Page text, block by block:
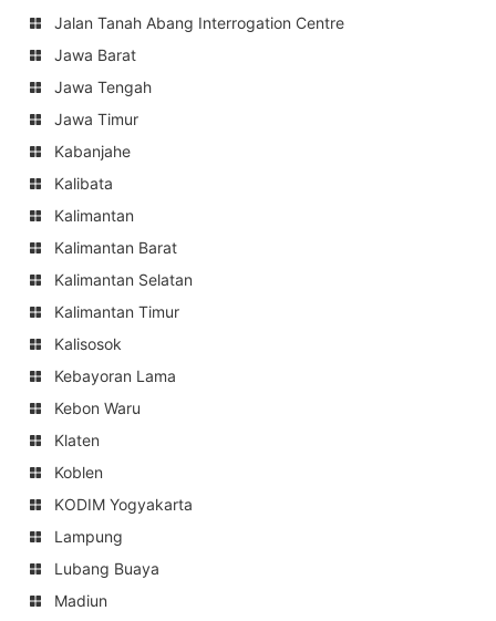
Jalan Tanah Abang Interrogation Centre
Jawa Barat
Jawa Tengah
Jawa Timur
Kabanjahe
Kalibata
Kalimantan
Kalimantan Barat
Kalimantan Selatan
Kalimantan Timur
Kalisosok
Kebayoran Lama
Kebon Waru
Klaten
Koblen
KODIM Yogyakarta
Lampung
Lubang Buaya
Madiun